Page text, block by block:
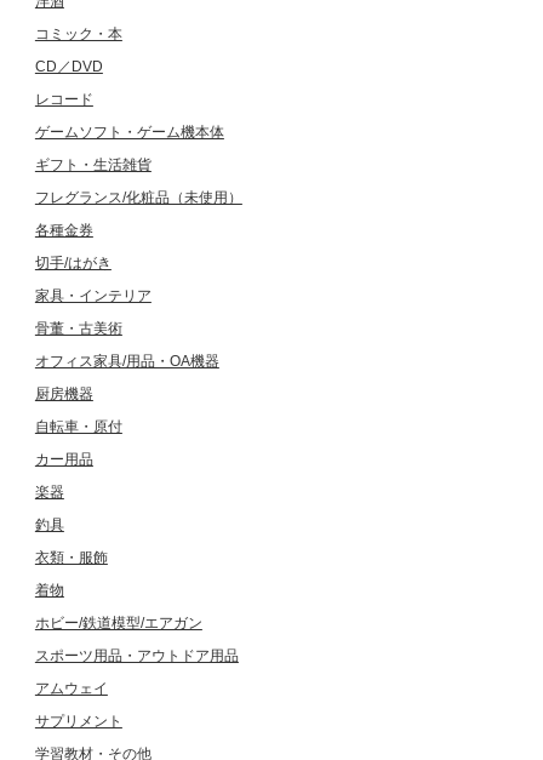
コミック・本
CD／DVD
レコード
ゲームソフト・ゲーム機本体
ギフト・生活雑貨
フレグランス/化粧品（未使用）
各種金券
切手/はがき
家具・インテリア
骨董・古美術
オフィス家具/用品・OA機器
厨房機器
自転車・原付
カー用品
楽器
釣具
衣類・服飾
着物
ホビー/鉄道模型/エアガン
スポーツ用品・アウトドア用品
アムウェイ
サプリメント
学習教材・その他